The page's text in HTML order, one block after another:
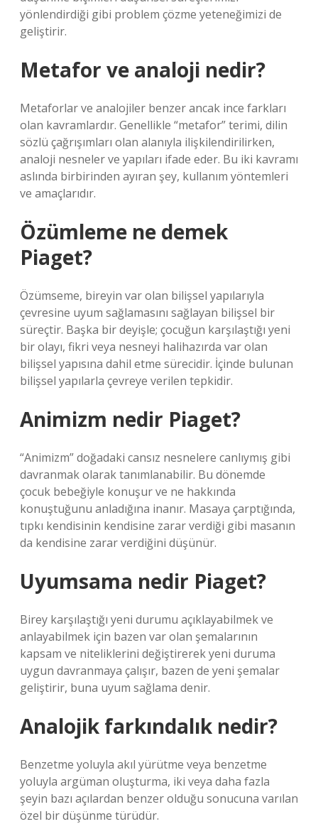
yönlendirdiği gibi problem çözme yeteneğimizi de
geliştirir.
Metafor ve analoji nedir?
Metaforlar ve analojiler benzer ancak ince farkları
olan kavramlardır. Genellikle “metafor” terimi, dilin
sözlü çağrışımları olan alanıyla ilişkilendirilirken,
analoji nesneler ve yapıları ifade eder. Bu iki kavramı
aslında birbirinden ayıran şey, kullanım yöntemleri
ve amaçlarıdır.
Özümleme ne demek
Piaget?
Özümseme, bireyin var olan bilişsel yapılarıyla
çevresine uyum sağlamasını sağlayan bilişsel bir
süreçtir. Başka bir deyişle; çocuğun karşılaştığı yeni
bir olayı, fikri veya nesneyi halihazırda var olan
bilişsel yapısına dahil etme sürecidir. İçinde bulunan
bilişsel yapılarla çevreye verilen tepkidir.
Animizm nedir Piaget?
“Animizm” doğadaki cansız nesnelere canlıymış gibi
davranmak olarak tanımlanabilir. Bu dönemde
çocuk bebeğiyle konuşur ve ne hakkında
konuştuğunu anladığına inanır. Masaya çarptığında,
tıpkı kendisinin kendisine zarar verdiği gibi masanın
da kendisine zarar verdiğini düşünür.
Uyumsama nedir Piaget?
Birey karşılaştığı yeni durumu açıklayabilmek ve
anlayabilmek için bazen var olan şemalarının
kapsam ve niteliklerini değiştirerek yeni duruma
uygun davranmaya çalışır, bazen de yeni şemalar
geliştirir, buna uyum sağlama denir.
Analojik farkındalık nedir?
Benzetme yoluyla akıl yürütme veya benzetme
yoluyla argüman oluşturma, iki veya daha fazla
şeyin bazı açılardan benzer olduğu sonucuna varılan
özel bir düşünme türüdür.